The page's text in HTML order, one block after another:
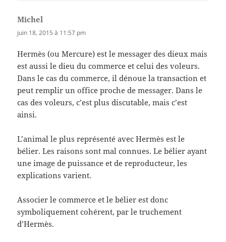
Michel
juin 18, 2015 à 11:57 pm
Hermès (ou Mercure) est le messager des dieux mais
est aussi le dieu du commerce et celui des voleurs.
Dans le cas du commerce, il dénoue la transaction et
peut remplir un office proche de messager. Dans le
cas des voleurs, c’est plus discutable, mais c’est
ainsi.
L’animal le plus représenté avec Hermès est le
bélier. Les raisons sont mal connues. Le bélier ayant
une image de puissance et de reproducteur, les
explications varient.
Associer le commerce et le bélier est donc
symboliquement cohérent, par le truchement
d’Hermès.